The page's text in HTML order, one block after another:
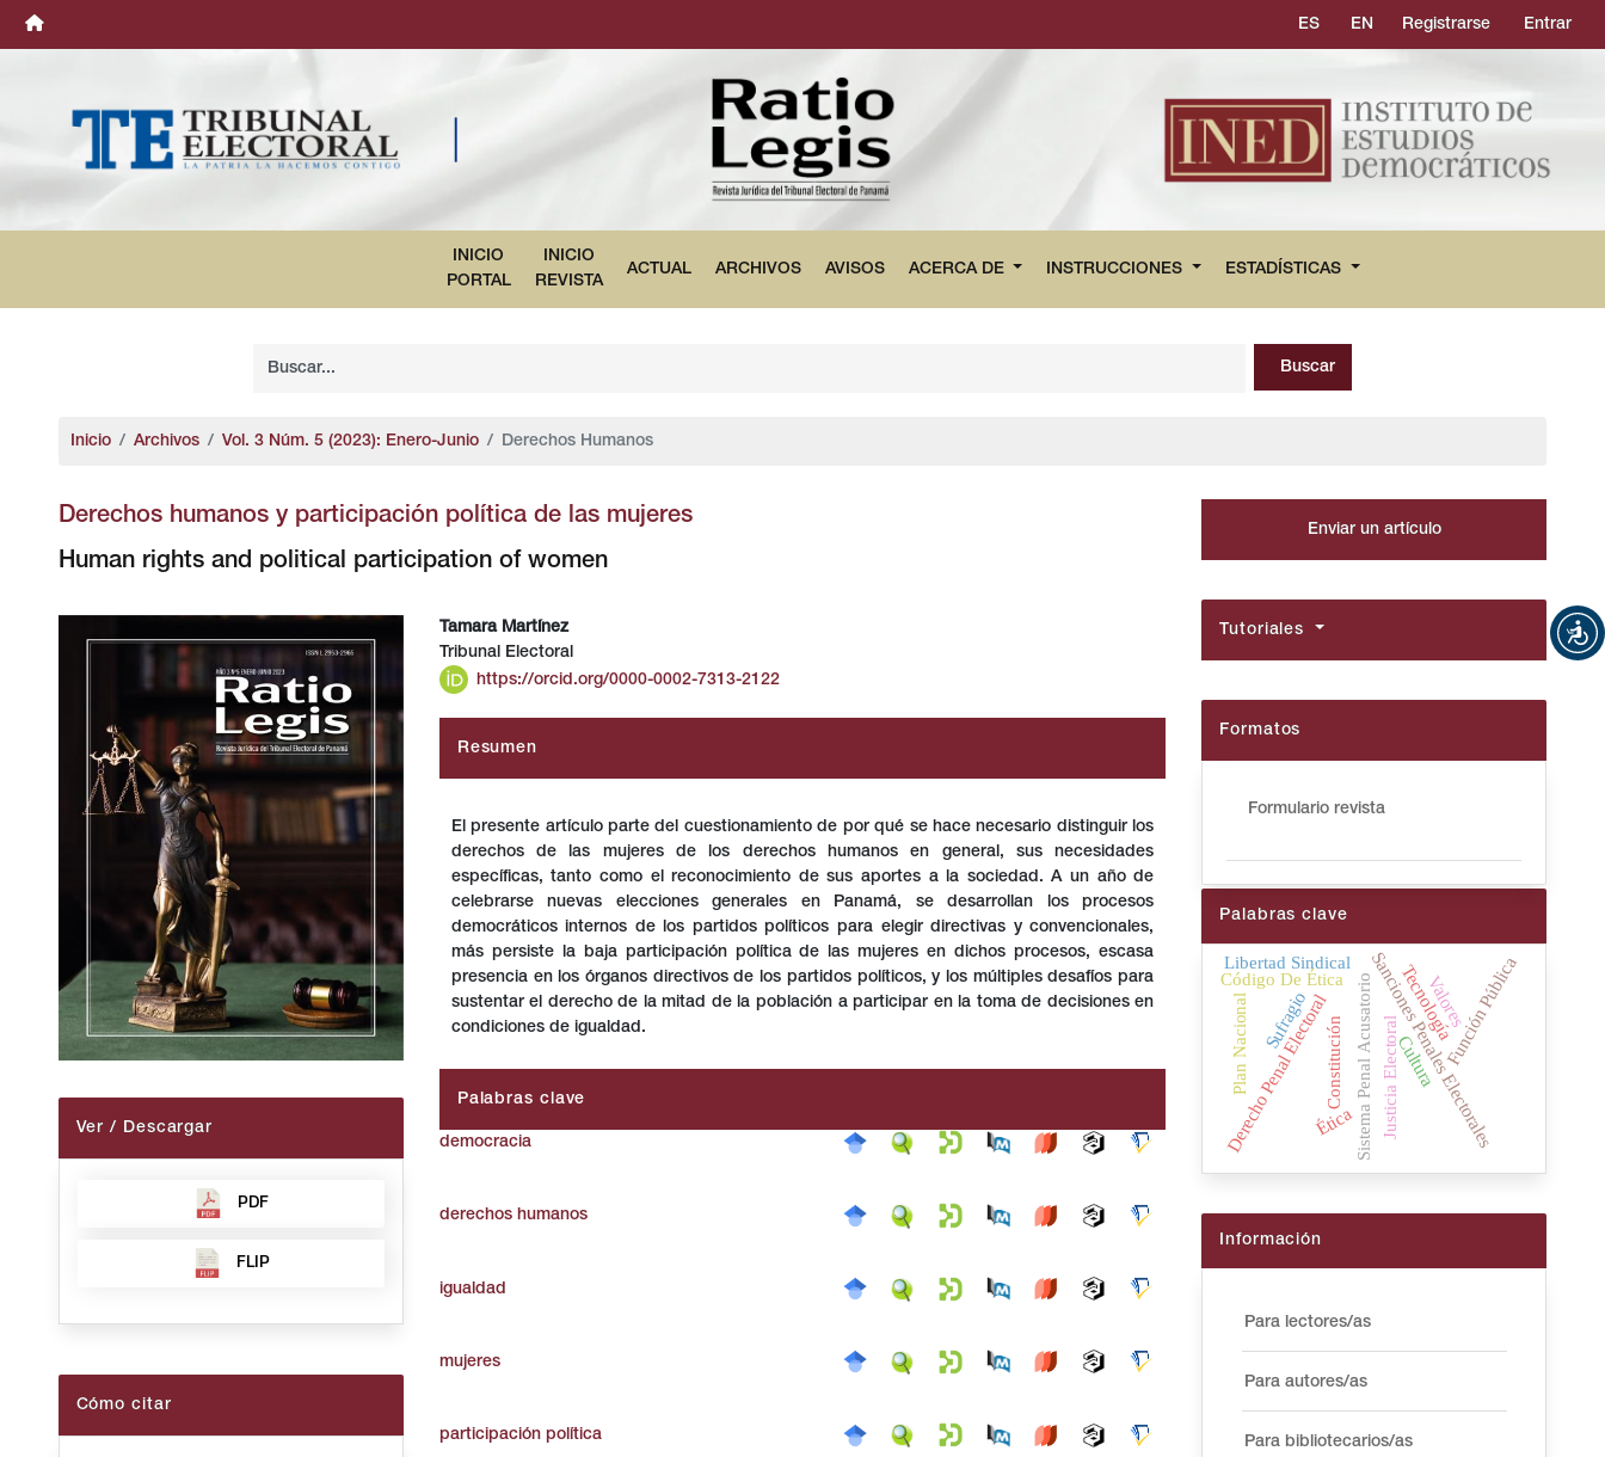
ES EN Registrarse Entrar
INICIO
PORTAL
INICIO
REVISTA
ACTUAL ARCHIVOS AVISOS ACERCA DE INSTRUCCIONES ESTADÍSTICAS
Buscar
Inicio Archivos Vol. 3 Núm. 5 (2023): Enero-Junio Derechos Humanos
Derechos humanos y participación política de las mujeres
Human rights and political participation of women
##plugins.themes.bootstrap3.article.sidebar##
Ver / Descargar
PDF
FLIP
Cómo citar
##plugins.themes.bootstrap3.article.main##
Tamara Martínez
Tribunal Electoral
https://orcid.org/0000-0002-7313-2122
Resumen
El presente artículo parte del cuestionamiento de por qué se hace necesario distinguir los
derechos de las mujeres de los derechos humanos en general, sus necesidades
específicas, tanto como el reconocimiento de sus aportes a la sociedad. A un año de
celebrarse nuevas elecciones generales en Panamá, se desarrollan los procesos
democráticos internos de los partidos políticos para elegir directivas y convencionales,
más persiste la baja participación política de las mujeres en dichos procesos, escasa
presencia en los órganos directivos de los partidos políticos, y los múltiples desafíos para
sustentar el derecho de la mitad de la población a participar en la toma de decisiones en
condiciones de igualdad.
Palabras clave
democracia
derechos humanos
igualdad
mujeres
participación política
Enviar un artículo
Tutoriales
Formatos
Formulario revista
Palabras clave
ConstituciónSistema Penal AcusatorioSanciones Penales Electorales
Derecho Penal Electoral
Sufragio Justicia Electoral
Función Pública
Ética
Código De Ética
Libertad Sindical Tecnología
Plan Nacional Cultura
Valores
Información
Para lectores/as
Para autores/as
Para bibliotecarios/as